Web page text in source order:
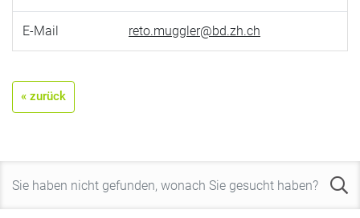
E-Mail reto.muggler@bd.zh.ch
« zurück